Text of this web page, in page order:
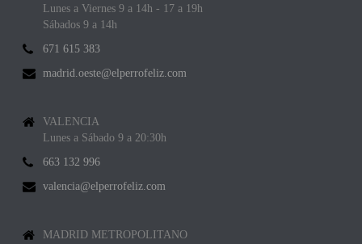
Lunes a Viernes 9 a 14h - 17 a 19h
Sábados 9 a 14h
671 615 383
madrid.oeste@elperrofeliz.com
VALENCIA
Lunes a Sábado 9 a 20:30h
663 132 996
valencia@elperrofeliz.com
MADRID METROPOLITANO